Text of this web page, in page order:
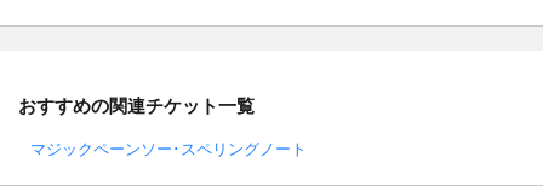
おすすめの関連チケット一覧
マジックペーンソー･スペリングノート